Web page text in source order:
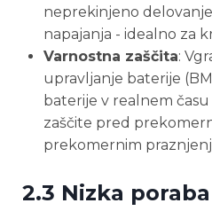
neprekinjeno
napajanja - idealno za
Varnostna zaščita:
upravljanje baterije
baterije v realnem
zaščite pred
prekomernim
2.3 Nizka